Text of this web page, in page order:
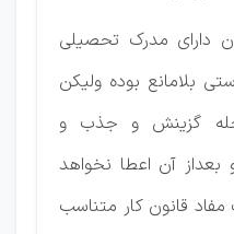
دارای مدرک تحصیلی
بلامانع بوده ولیکن
گزینش و جذب و
بعداز آن اعطا نخواهد
قانون کار متناسب